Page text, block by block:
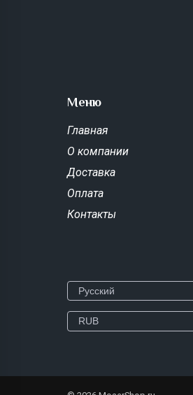
Меню
Главная
О компании
Доставка
Оплата
Контакты